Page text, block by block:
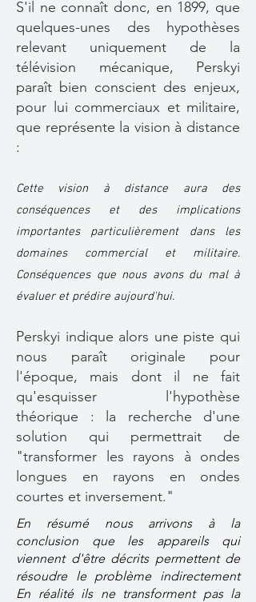
S'il ne connaît donc, en 1899, que
quelques-unes des hypothèses
relevant uniquement de la
télévision mécanique, Perskyi
paraît bien conscient des enjeux,
pour lui commerciaux et militaire,
que représente la vision à distance
:
Cette vision à distance aura des
conséquences et des implications
importantes particulièrement dans les
domaines commercial et militaire.
Conséquences que nous avons du mal à
évaluer et prédire aujourd'hui.
Perskyi indique alors une piste qui
nous paraît originale pour
l'époque, mais dont il ne fait
qu'esquisser l'hypothèse
théorique : la recherche d'une
solution qui permettrait de
"transformer les rayons à ondes
longues en rayons en ondes
courtes et inversement."
En résumé nous arrivons à la
conclusion que les appareils qui
viennent d'être décrits permettent de
résoudre le problème indirectement
En réalité ils ne transforment pas la